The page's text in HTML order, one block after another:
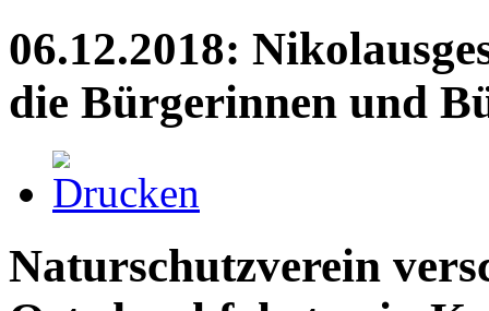
06.12.2018:
die Bürgerinnen und
Naturschutzverein